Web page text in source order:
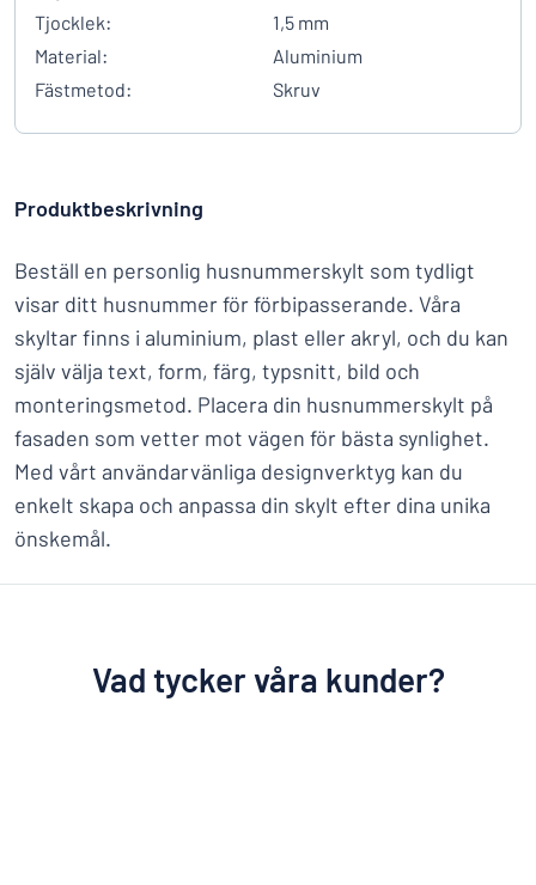
Tjocklek:
1,5 mm
Material:
Aluminium
Fästmetod:
Skruv
Produktbeskrivning
Beställ en personlig husnummerskylt som tydligt
visar ditt husnummer för förbipasserande. Våra
skyltar finns i aluminium, plast eller akryl, och du kan
själv välja text, form, färg, typsnitt, bild och
monteringsmetod. Placera din husnummerskylt på
fasaden som vetter mot vägen för bästa synlighet.
Med vårt användarvänliga designverktyg kan du
enkelt skapa och anpassa din skylt efter dina unika
önskemål.
Vad tycker våra kunder?